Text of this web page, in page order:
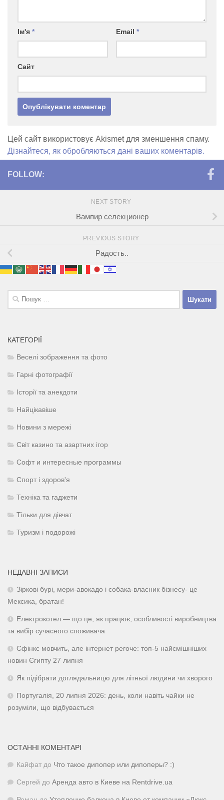
Ім'я * Email *
Сайт
Цей сайт використовує Akismet для зменшення спаму.
Дізнайтеся, як обробляються дані ваших коментарів.
FOLLOW:
NEXT STORY
Вампир селекционер
PREVIOUS STORY
Радость..
Пошук:
КАТЕГОРІЇ
Веселі зображення та фото
Гарні фотографії
Історії та анекдоти
Найцікавіше
Новини з мережі
Світ казино та азартних ігор
Софт и интересные программы
Спорт і здоров'я
Техніка та гаджети
Тільки для дівчат
Туризм і подорожі
НЕДАВНІ ЗАПИСИ
Зіркові бурі, мери-авокадо і собака-власник бізнесу- це
Мексика, братан!
Електрокотел — що це, як працює, особливості виробництва
та вибір сучасного споживача
Сфінкс мовчить, але інтернет регоче: топ-5 найсмішніших
новин Єгипту 27 липня
Як підібрати доглядальницю для літньої людини чи хворого
Португалія, 20 липня 2026: день, коли навіть чайки не
розуміли, що відбувається
ОСТАННІ КОМЕНТАРІ
Кайфат до Что такое дипопер или дипоперы? :)
Сергей до Аренда авто в Киеве на Rentdrive.ua